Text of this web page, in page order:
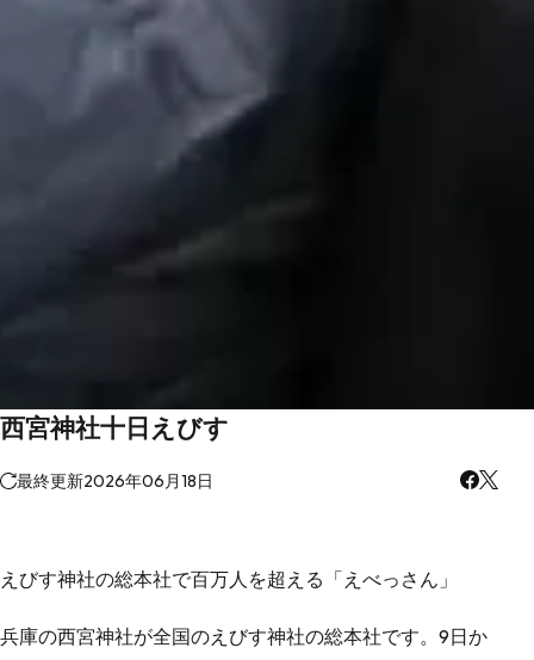
西宮神社十日えびす
最終更新2026年06月18日
えびす神社の総本社で百万人を超える「えべっさん」
兵庫の西宮神社が全国のえびす神社の総本社です。9日か